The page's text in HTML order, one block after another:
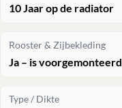
10 Jaar op de radiator
Rooster & Zijbekleding
Ja – is voorgemonteerd
Type / Dikte